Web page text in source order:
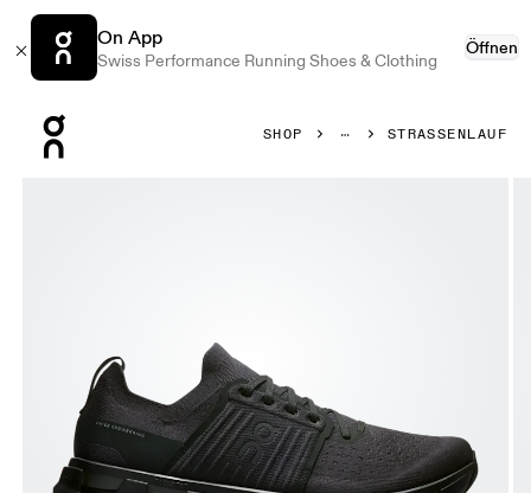
On App
Swiss Performance Running Shoes & Clothing
Öffnen
SHOP STRASSENLAUF